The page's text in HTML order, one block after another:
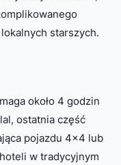
starszych.
około 4 godzin
ostatnia część
pojazdu 4×4 lub
w tradycyjnym